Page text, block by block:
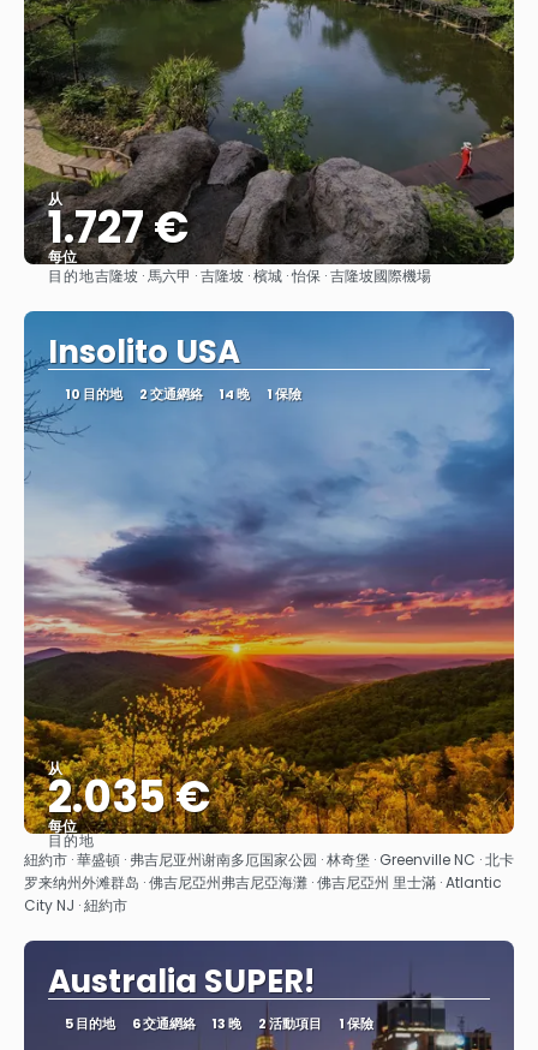
从
1.727 €
每位
查看
目的地吉隆坡 · 馬六甲 · 吉隆坡 · 檳城 · 怡保 · 吉隆坡國際機場
Insolito USA
10 目的地 2 交通網絡 14 晚 1 保險
从
2.035 €
每位
查看
目的地
紐約市 · 華盛頓 · 弗吉尼亚州谢南多厄国家公园 · 林奇堡 · Greenville NC · 北卡
罗来纳州外滩群岛 · 佛吉尼亞州弗吉尼亞海灘 · 佛吉尼亞州 里士滿 · Atlantic
City NJ · 紐約市
Australia SUPER!
5 目的地 6 交通網絡 13 晚 2 活動項目 1 保險